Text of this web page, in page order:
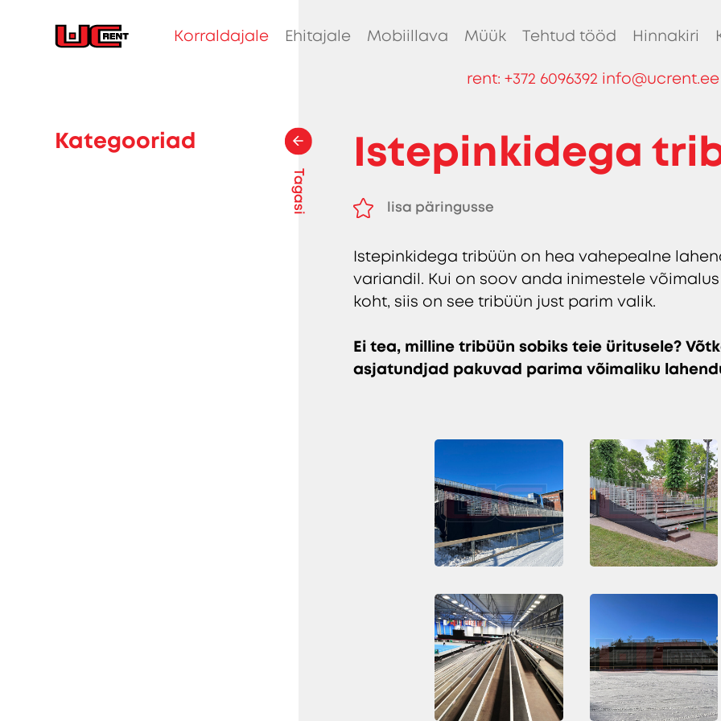
Korraldajale Ehitajale Mobiillava Müük Tehtud tööd Hinnakiri
rent: +372 6096392 info@ucrent.ee
Tagasi
Kategooriad Istepinkidega
lisa päringusse
Istepinkidega tribüün on hea vahepealne
variandil. Kui on soov anda inimestele
koht, siis on see tribüün just parim valik.
Ei tea, milline tribüün sobiks teie üritusele?
asjatundjad pakuvad parima võimaliku